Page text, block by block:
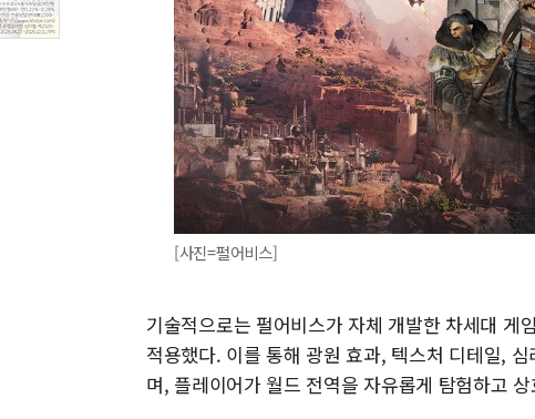
[사진=펄어비스]
기술적으로는 펄어비스가 자체 개발한 차세대
적용했다. 이를 통해 광원 효과, 텍스처 디테일,
며, 플레이어가 월드 전역을 자유롭게 탐험하고